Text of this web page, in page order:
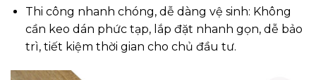
Thi công nhanh chóng, dễ dàng vệ sinh: Không
cần keo dán phức tạp, lắp đặt nhanh gọn, dễ bảo
trì, tiết kiệm thời gian cho chủ đầu tư.